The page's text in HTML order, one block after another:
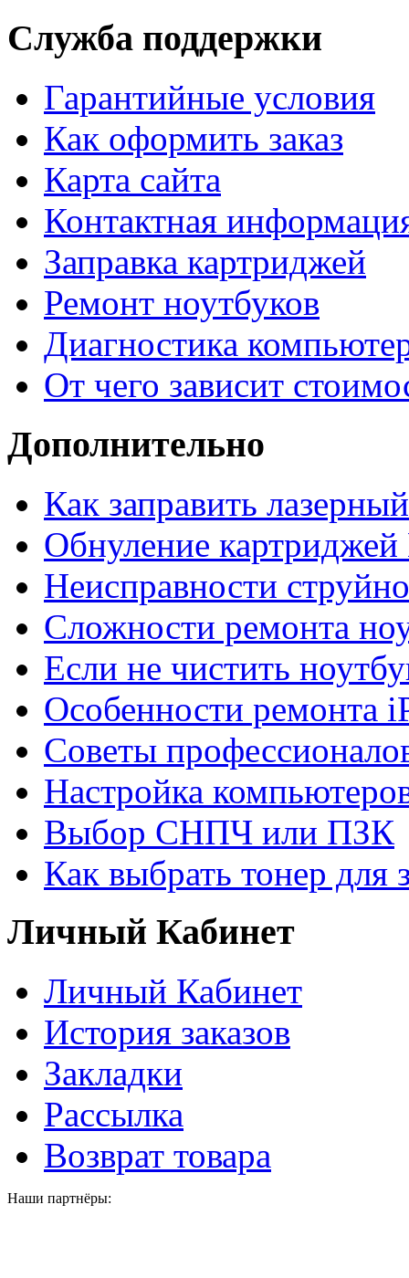
Служба поддержки
Гарантийные условия
Как оформить заказ
Карта сайта
Контактная
Заправка картриджей
Ремонт ноутбуков
Диагностика
От чего зависит
Дополнительно
Как заправить
Обнуление
Неисправности
Сложности ремонта
Если не чистить
Особенности ремонта
Советы
Настройка
Выбор СНПЧ или ПЗК
Как выбрать тонер для
Личный Кабинет
Личный Кабинет
История заказов
Закладки
Рассылка
Возврат товара
Наши партнёры: